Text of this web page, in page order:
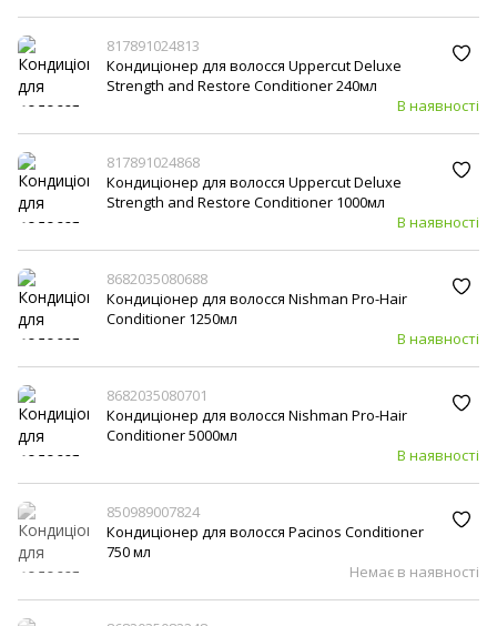
817891024813
Кондиціонер для волосся Uppercut Deluxe
Strength and Restore Conditioner 240мл
В наявності
817891024868
Кондиціонер для волосся Uppercut Deluxe
Strength and Restore Conditioner 1000мл
В наявності
8682035080688
Кондиціонер для волосся Nishman Pro-Hair
Conditioner 1250мл
В наявності
8682035080701
Кондиціонер для волосся Nishman Pro-Hair
Conditioner 5000мл
В наявності
850989007824
Кондиціонер для волосся Pacinos Conditioner
750 мл
Немає в наявності